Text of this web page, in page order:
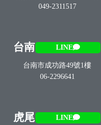
049-2311517
台南 LINE
台南市成功路49號1樓
06-2296641
虎尾 LINE